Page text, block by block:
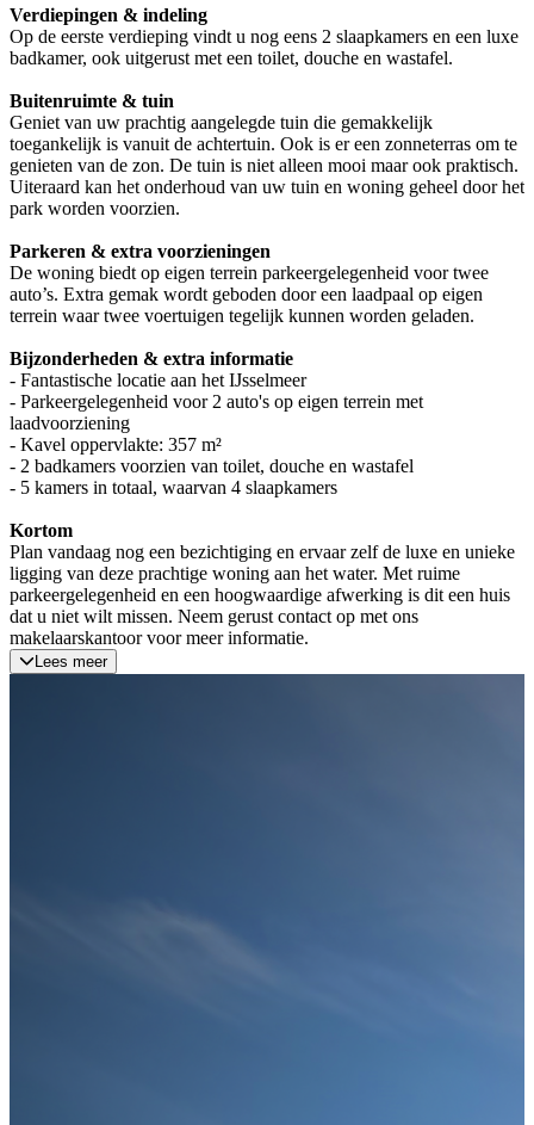
Verdiepingen & indeling
Op de eerste verdieping vindt u nog eens 2 slaapkamers en een luxe
badkamer, ook uitgerust met een toilet, douche en wastafel.
Buitenruimte & tuin
Geniet van uw prachtig aangelegde tuin die gemakkelijk
toegankelijk is vanuit de achtertuin. Ook is er een zonneterras om te
genieten van de zon. De tuin is niet alleen mooi maar ook praktisch.
Uiteraard kan het onderhoud van uw tuin en woning geheel door het
park worden voorzien.
Parkeren & extra voorzieningen
De woning biedt op eigen terrein parkeergelegenheid voor twee
auto’s. Extra gemak wordt geboden door een laadpaal op eigen
terrein waar twee voertuigen tegelijk kunnen worden geladen.
Bijzonderheden & extra informatie
- Fantastische locatie aan het IJsselmeer
- Parkeergelegenheid voor 2 auto's op eigen terrein met
laadvoorziening
- Kavel oppervlakte: 357 m²
- 2 badkamers voorzien van toilet, douche en wastafel
- 5 kamers in totaal, waarvan 4 slaapkamers
Kortom
Plan vandaag nog een bezichtiging en ervaar zelf de luxe en unieke
ligging van deze prachtige woning aan het water. Met ruime
parkeergelegenheid en een hoogwaardige afwerking is dit een huis
dat u niet wilt missen. Neem gerust contact op met ons
makelaarskantoor voor meer informatie.
Lees meer